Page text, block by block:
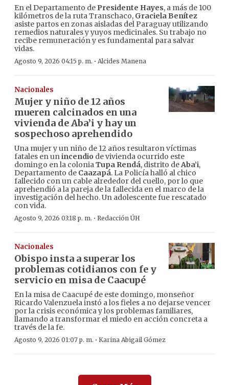
En el Departamento de Presidente Hayes, a más de 100
kilómetros de la ruta Transchaco, Graciela Benítez
asiste partos en zonas aisladas del Paraguay utilizando
remedios naturales y yuyos medicinales. Su trabajo no
recibe remuneración y es fundamental para salvar
vidas.
Agosto 9, 2026 04:15 p. m. · Alcides Manena
Nacionales
Mujer y niño de 12 años
mueren calcinados en una
vivienda de Aba’i y hay un
sospechoso aprehendido
Una mujer y un niño de 12 años resultaron víctimas
fatales en unincendio de vivienda ocurrido este
domingo en la coloniaTupa Rendá, distrito deAba’i,
Departamento de Caazapá. La Policía halló al chico
fallecido con un cable alrededor del cuello, por lo que
aprehendió a la pareja de la fallecida en el marco de la
investigación del hecho. Un adolescente fue rescatado
con vida.
Agosto 9, 2026 03:18 p. m. · Redacción ÚH
Nacionales
Obispo insta a superar los
problemas cotidianos con fe y
servicio en misa de Caacupé
En la misa de Caacupé de este domingo, monseñor
Ricardo Valenzuela instó a los fieles a no dejarse vencer
por la crisis económica y los problemas familiares,
llamando a transformar el miedo en acción concreta a
través de la fe.
Agosto 9, 2026 01:07 p. m. · Karina Abigail Gómez